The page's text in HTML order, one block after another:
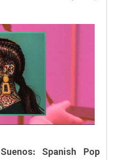
Spanish Pop